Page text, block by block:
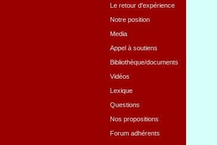
Le retour d'expérience
Notre position
Media
Appel à soutiens
Bibliothèque/documents
Vidéos
Lexique
Questions
Nos propositions
Forum adhérents